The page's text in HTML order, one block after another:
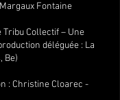
Fontaine
Tribu Collectif – Une
déléguée : La
Be)
: Christine Cloarec -